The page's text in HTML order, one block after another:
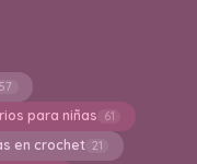
57
para niñas 61
en crochet 21